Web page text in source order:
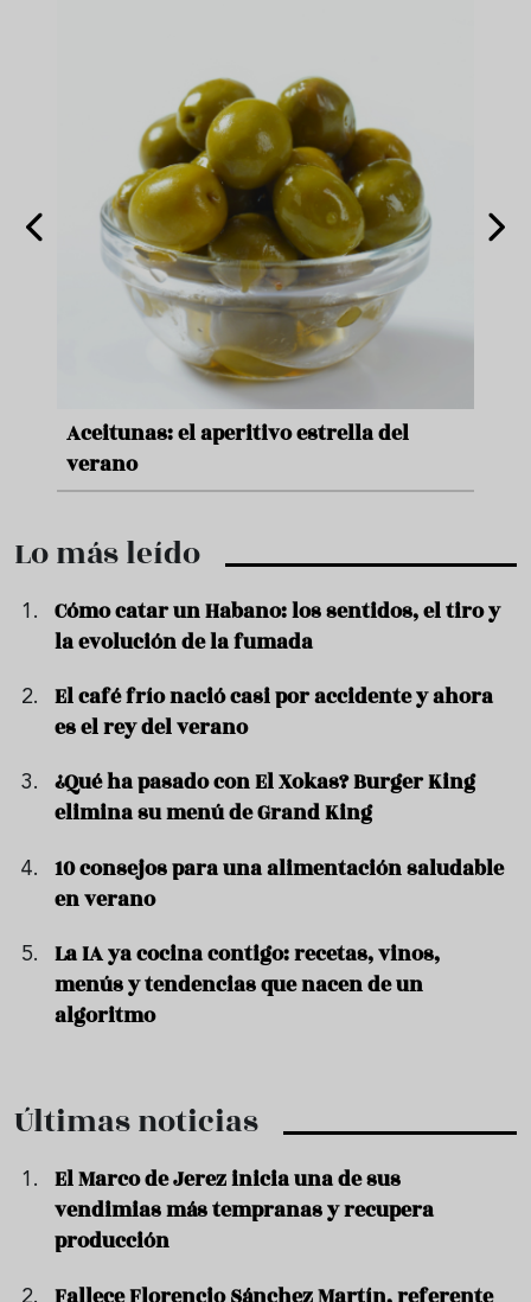
Aceitunas: el aperitivo estrella del
verano
Lo más leído
Cómo catar un Habano: los sentidos, el tiro y
la evolución de la fumada
El café frío nació casi por accidente y ahora
es el rey del verano
¿Qué ha pasado con El Xokas? Burger King
elimina su menú de Grand King
10 consejos para una alimentación saludable
en verano
La IA ya cocina contigo: recetas, vinos,
menús y tendencias que nacen de un
algoritmo
Últimas noticias
El Marco de Jerez inicia una de sus
vendimias más tempranas y recupera
producción